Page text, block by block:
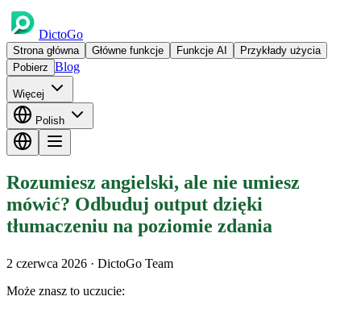
DictoGo
Strona główna Główne funkcje Funkcje AI
Przykłady użycia
Pobierz Blog
Więcej
Polish
Rozumiesz angielski, ale nie umiesz
mówić? Odbuduj output dzięki
tłumaczeniu na poziomie zdania
2 czerwca 2026 · DictoGo Team
Może znasz to uczucie: